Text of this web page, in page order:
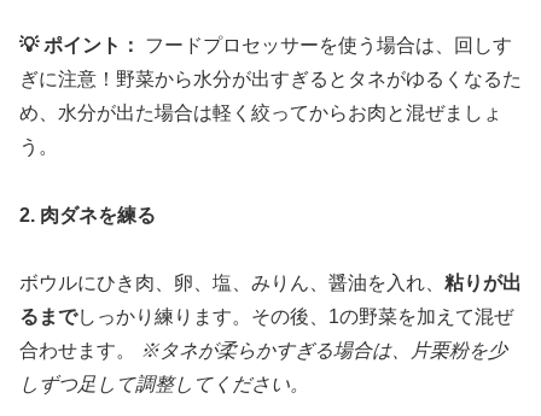
💡 ポイント：
フードプロセッサーを使う場合は、回しす
ぎに注意！野菜から水分が出すぎるとタネがゆるくなるた
め、水分が出た場合は軽く絞ってからお肉と混ぜましょ
う。
2. 肉ダネを練る
ボウルにひき肉、卵、塩、みりん、醤油を入れ、 粘りが出
るまでしっかり練ります。その後、1の野菜を加えて混ぜ
合わせます。
※タネが柔らかすぎる場合は、片栗粉を少
しずつ足して調整してください。